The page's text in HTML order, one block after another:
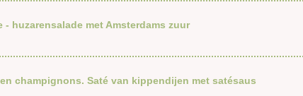
huzarensalade met Amsterdams zuur
champignons. Saté van kippendijen met satésaus